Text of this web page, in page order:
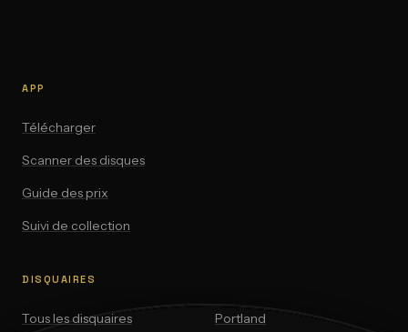
APP
Télécharger
Scanner des disques
Guide des prix
Suivi de collection
DISQUAIRES
Tous les disquaires
Portland